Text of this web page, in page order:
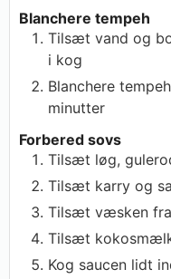
Blanchere tempeh
Tilsæt vand og
i kog
Blanchere
minutter
Forbered sovs
Tilsæt løg,
Tilsæt karry og
Tilsæt væsken
Tilsæt
Kog saucen lidt